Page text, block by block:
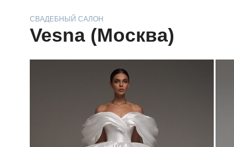
СВАДЕБНЫЙ САЛОН
Vesna (Москва)